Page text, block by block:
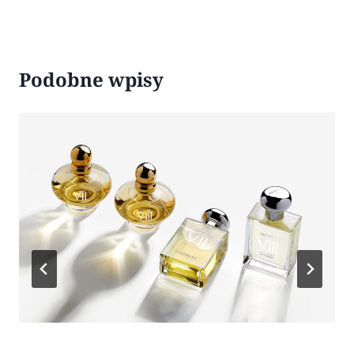
Podobne wpisy